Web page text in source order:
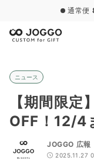
通常便
ニュース
【期間限
OFF！12/4
JOGGO 広報
2025.11.27